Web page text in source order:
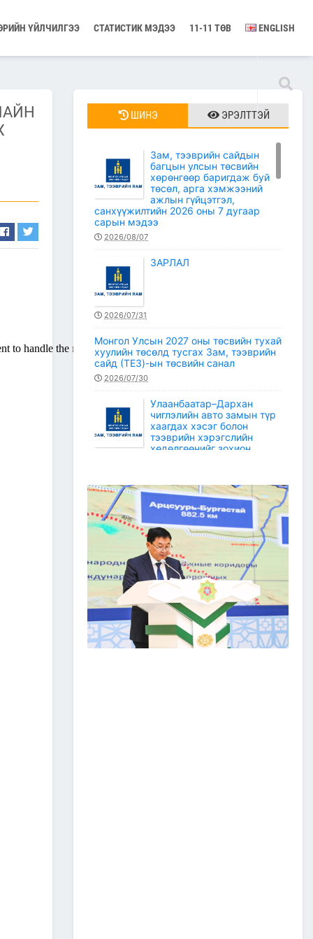
ҮЙЛЧИЛГЭЭ СТАТИСТИК МЭДЭЭ 11-11 ТӨВ ENGLISH
ШИНЭ ЭРЭЛТТЭЙ
Зам, тээврийн сайдын
багцын улсын төсвийн
хөрөнгөөр баригдаж буй
төсөл, арга хэмжээний
ажлын гүйцэтгэл,
санхүүжилтийн 2026 оны 7 дугаар
сарын мэдээ
2026/08/07
ЗАРЛАЛ
2026/07/31
Монгол Улсын 2027 оны төсвийн тухай
хуулийн төсөлд тусгах Зам, тээврийн
сайд (ТЕЗ)-ын төсвийн санал
2026/07/30
Улаанбаатар–Дархан
чиглэлийн авто замын түр
хаагдах хэсэг болон
тээврийн хэрэгслийн
хөдөлгөөнийг зохион
Зам, тээврийн салбарын статистикийн
мэдээ /2026 оны 6 дугаар сар/
2026/07/20
Зам, тээврийн сайдын багцын улсын
төсвийн хөрөнгөөр баригдаж буй
төсөл, арга хэмжээний ажлын
гүйцэтгэл, санхүүжилтийн 2026 оны 6
дугаар сарын мэдээ
2026/07/09
ЗАМ, ТЭЭВРИЙН САЛБАР
2026 ОНЫ ЭХНИЙ ХАГАС